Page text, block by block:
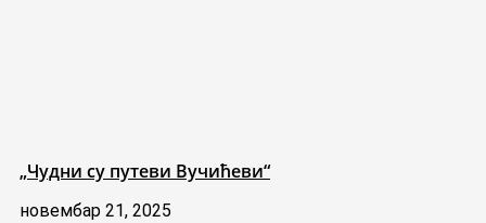
„Чудни су путеви Вучићеви“
новембар 21, 2025